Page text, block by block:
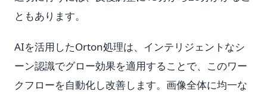
ともあります。
AIを活用したOrton処理は、インテリジェントなシ
ーン認識でグロー効果を適用することで、このワー
クフローを自動化し改善します。画像全体に均一な